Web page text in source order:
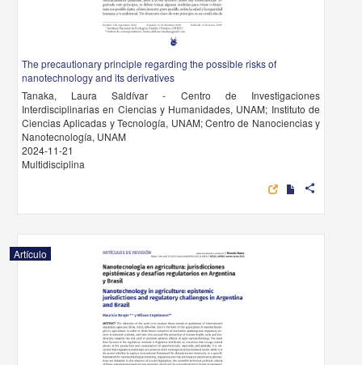
The precautionary principle regarding the possible risks of
nanotechnology and its derivatives
Tanaka, Laura Saldívar - Centro de Investigaciones
Interdisciplinarias en Ciencias y Humanidades, UNAM; Instituto de
Ciencias Aplicadas y Tecnología, UNAM; Centro de Nanociencias y
Nanotecnología, UNAM
2024-11-21
Multidisciplina
share
Artículo